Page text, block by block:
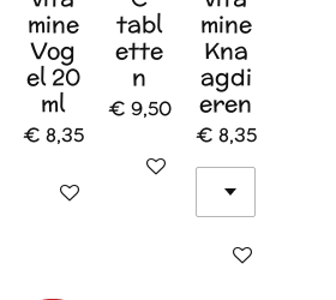
mine
Vog
el 20
ml
€ 8,35
In winkelwagen
tabl
ette
n
€ 9,50
In winkelwagen
mine
Kna
agdi
eren
€ 8,35
In winkelwagen